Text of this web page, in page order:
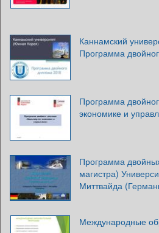
Каннамский
Программа
Программа
экономике и
Программа
магистра)
Миттвайда
Международные